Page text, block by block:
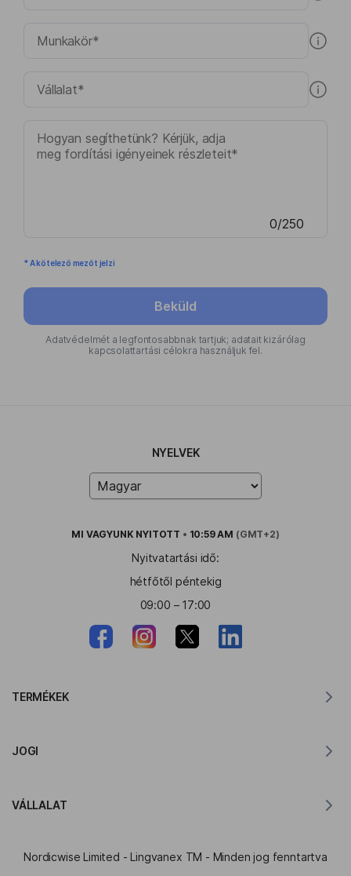
0/250
* A kötelező mezőt jelzi
Beküld
Adatvédelmét a legfontosabbnak tartjuk; adatait kizárólag
kapcsolattartási célokra használjuk fel.
NYELVEK
MI VAGYUNK NYITOTT • 10:59 AM (GMT+2)
Nyitvatartási idő:
hétfőtől péntekig
09:00 – 17:00
TERMÉKEK
Fordító az Edge-hez
JOGI
Affiliate Program Jelentkezési Űrlap
VÁLLALAT
Press Kit
Nordicwise Limited - Lingvanex TM - Minden jog fenntartva